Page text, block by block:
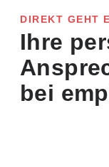
DIREKT GEHT
Ihre
bei